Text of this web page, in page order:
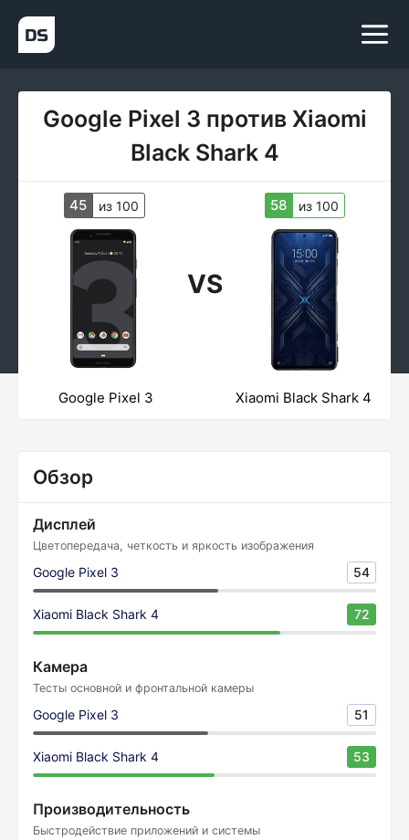
Google Pixel 3 против Xiaomi
Black Shark 4
45 из 100
VS
58 из 100
Google Pixel 3 Xiaomi Black Shark 4
Обзор
Дисплей
Цветопередача, четкость и яркость изображения
Google Pixel 3 54
Xiaomi Black Shark 4 72
Камера
Тесты основной и фронтальной камеры
Google Pixel 3 51
Xiaomi Black Shark 4 53
Производительность
Быстродействие приложений и системы